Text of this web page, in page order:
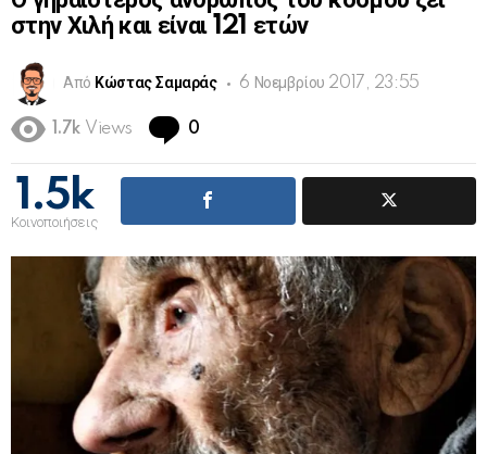
στην Χιλή και είναι 121 ετών
Από Κώστας Σαμαράς 6 Νοεμβρίου 2017, 23:55
1.7k Views 0
1.5k
Κοινοποιήσεις